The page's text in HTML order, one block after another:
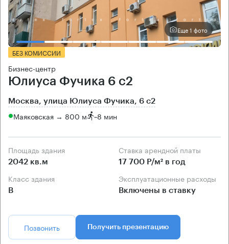
Еще 1 фото
БЕЗ КОМИССИИ
Бизнес-центр
Юлиуса Фучика 6 с2
Москва, улица Юлиуса Фучика, 6 с2
Маяковская → 800 м ~8 мин
Площадь здания
2042 кв.м
Ставка арендной платы
17 700 Р/м² в год
Класс здания
B
Эксплуатационные расходы
Включены в ставку
Позвонить Получить презентацию